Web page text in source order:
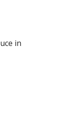
in